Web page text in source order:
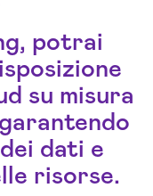
potrai
su misura
dati e
risorse.